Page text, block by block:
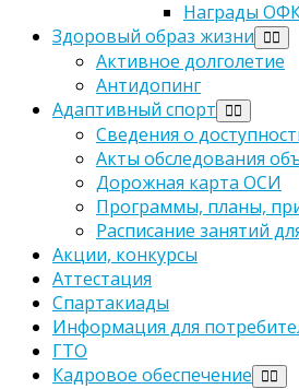
Награды
Здоровый образ жизни
Активное долголетие
Антидопинг
Адаптивный спорт
Сведения о
Акты обследования
Дорожная карта ОСИ
Программы, планы,
Расписание занятий
Акции, конкурсы
Аттестация
Спартакиады
Информация для
ГТО
Кадровое обеспечение